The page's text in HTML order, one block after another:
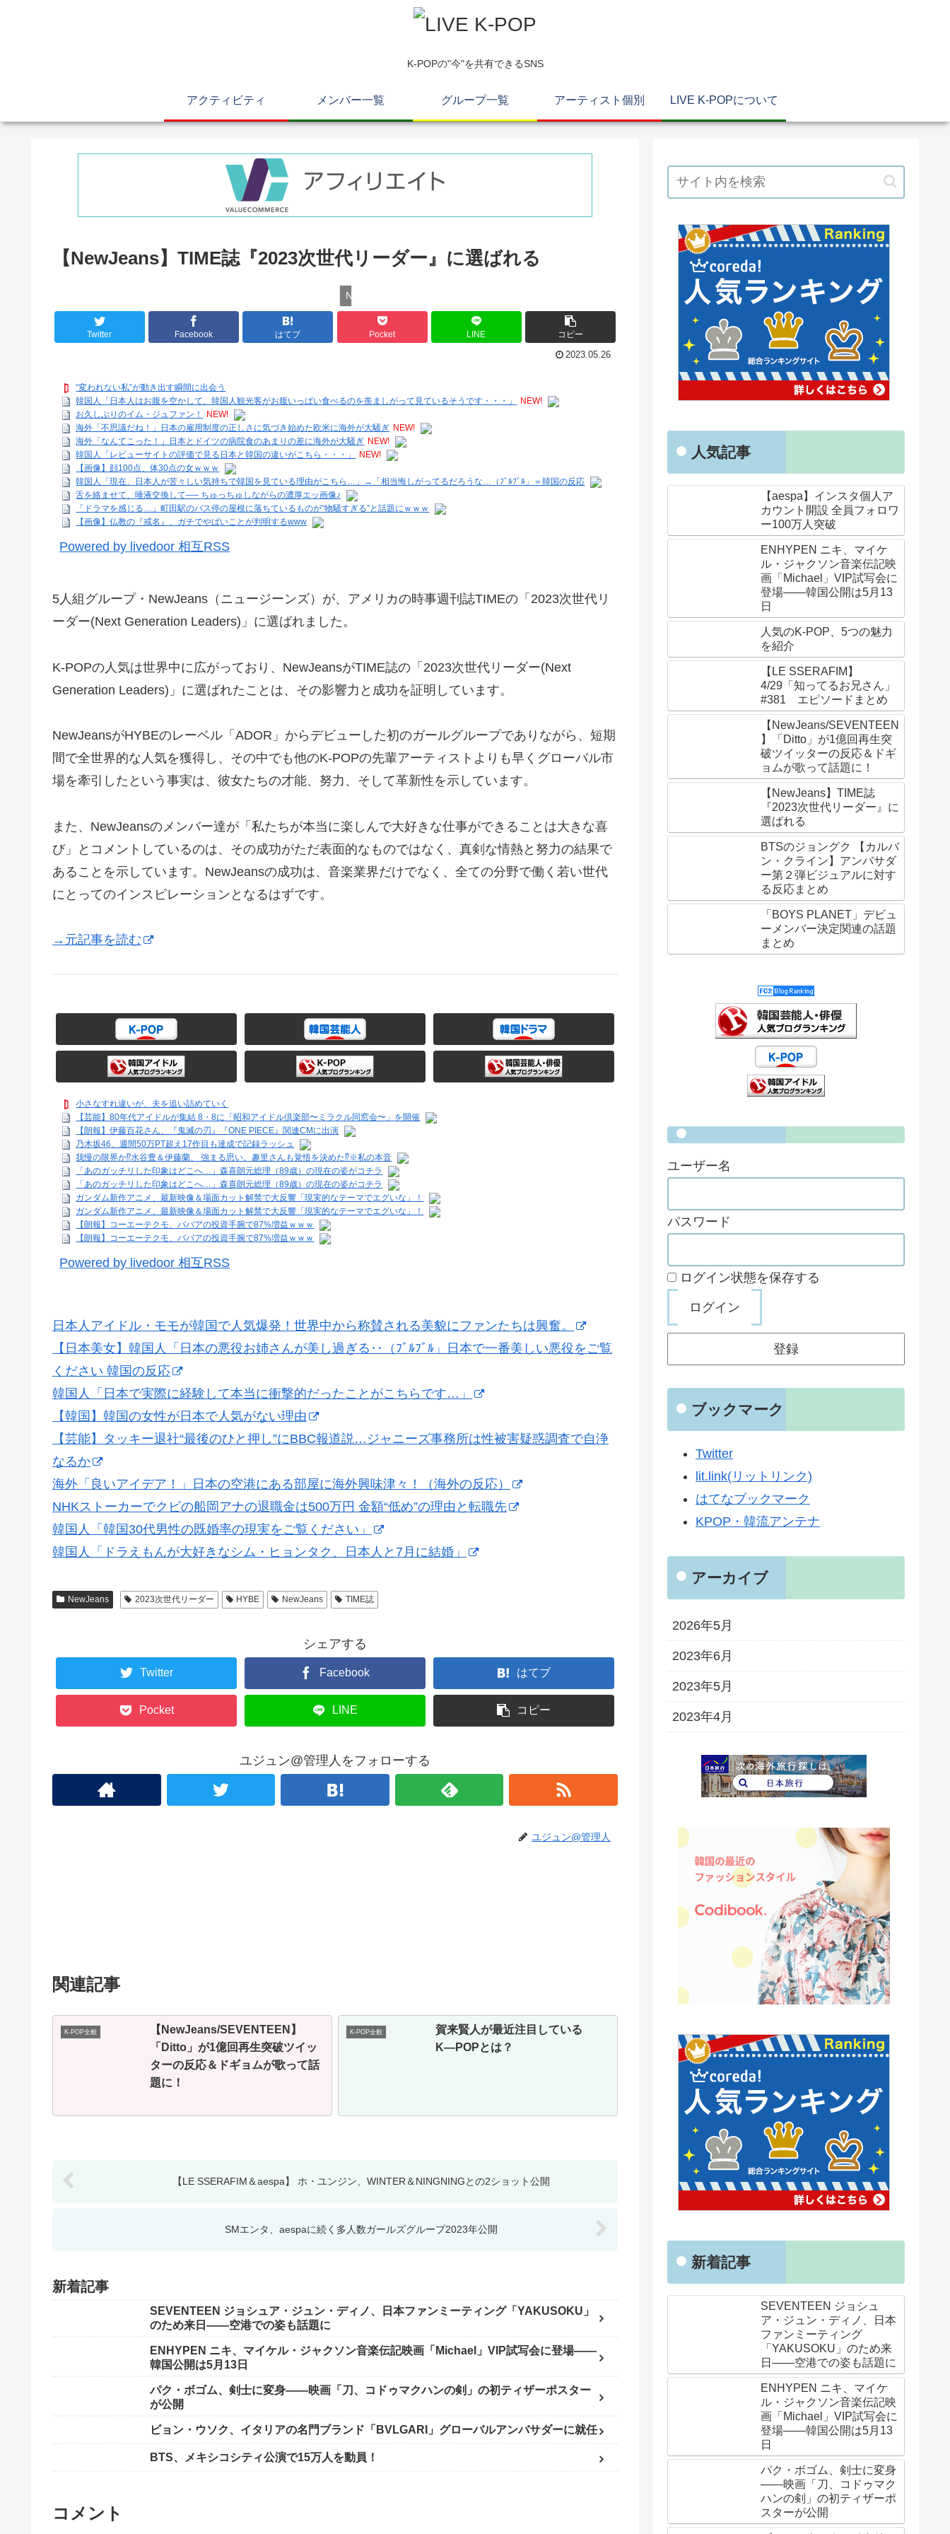
K-POPの"今"を共有できるSNS
アクティビティ メンバー一覧 グループ一覧 アーティスト個別 LIVE K-POPについて
【NewJeans】TIME誌『2023次世代リーダー』に選ばれる
NewJeans
Twitter Facebook はてブ Pocket LINE コピー
2023.05.26
“変われない私”が動き出す瞬間に出会う
韓国人「日本人はお腹を空かして、韓国人観光客がお腹いっぱい食べるのを羨ましがって見ているそうです・・・」
NEW!
お久しぶりのイム・ジュファン！
NEW!
海外「不思議だね！」日本の雇用制度の正しさに気づき始めた欧米に海外が大騒ぎ NEW!
海外「なんてこった！」日本とドイツの病院食のあまりの差に海外が大騒ぎ NEW!
韓国人「レビューサイトの評価で見る日本と韓国の違いがこちら・・・」
NEW!
【画像】顔100点、体30点の女ｗｗｗ
韓国人「現在、日本人が苦々しい気持ちで韓国を見ている理由がこちら…」→「相当悔しがってるだろうな…（ﾌﾞﾙﾌﾞﾙ」＝韓国の反応
舌を絡ませて、唾液交換して── ちゅっちゅしながらの濃厚エッ画像♪
「ドラマを感じる…」町田駅のバス停の屋根に落ちているものが“物騒すぎる”と話題にｗｗｗ
【画像】仏教の『戒名』、ガチでやばいことが判明するwww
Powered by livedoor 相互RSS
5人組グループ・NewJeans（ニュージーンズ）が、アメリカの時事週刊誌TIMEの「2023次世代リ
ーダー(Next Generation Leaders)」に選ばれました。
K-POPの人気は世界中に広がっており、NewJeansがTIME誌の「2023次世代リーダー(Next
Generation Leaders)」に選ばれたことは、その影響力と成功を証明しています。
NewJeansがHYBEのレーベル「ADOR」からデビューした初のガールグループでありながら、短期
間で全世界的な人気を獲得し、その中でも他のK-POPの先輩アーティストよりも早くグローバル市
場を牽引したという事実は、彼女たちの才能、努力、そして革新性を示しています。
また、NewJeansのメンバー達が「私たちが本当に楽しんで大好きな仕事ができることは大きな喜
び」とコメントしているのは、その成功がただ表面的なものではなく、真剣な情熱と努力の結果で
あることを示しています。NewJeansの成功は、音楽業界だけでなく、全ての分野で働く若い世代
にとってのインスピレーションとなるはずです。
→元記事を読む
小さなすれ違いが、夫を追い詰めていく
【芸能】80年代アイドルが集結 8・8に「昭和アイドル倶楽部〜ミラクル同窓会〜」を開催
【朗報】伊藤百花さん、『鬼滅の刃』『ONE PIECE』関連CMに出演
乃木坂46、週間50万PT超え17作目も達成で記録ラッシュ
我慢の限界か⁉水谷豊＆伊藤蘭、 強まる思い。趣里さんも覚悟を決めた⁉※私の本音
「あのガッチリした印象はどこへ…」森喜朗元総理（89歳）の現在の姿がコチラ
「あのガッチリした印象はどこへ…」森喜朗元総理（89歳）の現在の姿がコチラ
ガンダム新作アニメ、最新映像＆場面カット解禁で大反響「現実的なテーマでエグいな」！
ガンダム新作アニメ、最新映像＆場面カット解禁で大反響「現実的なテーマでエグいな」！
【朗報】コーエーテクモ、ババアの投資手腕で87%増益ｗｗｗ
【朗報】コーエーテクモ、ババアの投資手腕で87%増益ｗｗｗ
Powered by livedoor 相互RSS
日本人アイドル・モモが韓国で人気爆発！世界中から称賛される美貌にファンたちは興奮。
【日本美女】韓国人「日本の悪役お姉さんが美し過ぎる‥（ﾌﾞﾙﾌﾞﾙ」日本で一番美しい悪役をご覧
ください 韓国の反応
韓国人「日本で実際に経験して本当に衝撃的だったことがこちらです…」
【韓国】韓国の女性が日本で人気がない理由
【芸能】タッキー退社“最後のひと押し”にBBC報道説…ジャニーズ事務所は性被害疑惑調査で自浄
なるか
海外「良いアイデア！」日本の空港にある部屋に海外興味津々！（海外の反応）
NHKストーカーでクビの船岡アナの退職金は500万円 金額“低め”の理由と転職先
韓国人「韓国30代男性の既婚率の現実をご覧ください」
韓国人「ドラえもんが大好きなシム・ヒョンタク、日本人と7月に結婚」
NewJeans 2023次世代リーダー HYBE NewJeans TIME誌
シェアする
Twitter Facebook はてブ
Pocket LINE コピー
ユジュン@管理人をフォローする
ユジュン@管理人
関連記事
K-POP全般
【NewJeans/SEVENTEEN】
「Ditto」が1億回再生突破ツイッ
ターの反応＆ドギョムが歌って話
題に！
K-POP全般
賀来賢人が最近注目している
K―POPとは？
【LE SSERAFIM＆aespa】 ホ・ユンジン、WINTER＆NINGNINGとの2ショット公開
SMエンタ、aespaに続く多人数ガールズグループ2023年公開
新着記事
SEVENTEEN ジョシュア・ジュン・ディノ、日本ファンミーティング「YAKUSOKU」
のため来日——空港での姿も話題に
ENHYPEN ニキ、マイケル・ジャクソン音楽伝記映画「Michael」VIP試写会に登場——
韓国公開は5月13日
パク・ボゴム、剣士に変身——映画「刀、コドゥマクハンの剣」の初ティザーポスター
が公開
ビョン・ウソク、イタリアの名門ブランド「BVLGARI」グローバルアンバサダーに就任
BTS、メキシコシティ公演で15万人を動員！
コメント
人気記事
【aespa】インスタ個人ア
カウント開設 全員フォロワ
ー100万人突破
ENHYPEN ニキ、マイケ
ル・ジャクソン音楽伝記映
画「Michael」VIP試写会に
登場——韓国公開は5月13
日
人気のK-POP、5つの魅力
を紹介
【LE SSERAFIM】
4/29「知ってるお兄さん」
#381 エピソードまとめ
【NewJeans/SEVENTEEN
】「Ditto」が1億回再生突
破ツイッターの反応＆ドギ
ョムが歌って話題に！
【NewJeans】TIME誌
『2023次世代リーダー』に
選ばれる
BTSのジョングク 【カルバ
ン・クライン】アンバサダ
ー第２弾ビジュアルに対す
る反応まとめ
「BOYS PLANET」デビュ
ーメンバー決定関連の話題
まとめ
ユーザー名
パスワード
ログイン状態を保存する
登録
ブックマーク
Twitter
lit.link(リットリンク)
はてなブックマーク
KPOP・韓流アンテナ
アーカイブ
2026年5月
2023年6月
2023年5月
2023年4月
新着記事
SEVENTEEN ジョシュ
ア・ジュン・ディノ、日本
ファンミーティング
「YAKUSOKU」のため来
日——空港での姿も話題に
ENHYPEN ニキ、マイケ
ル・ジャクソン音楽伝記映
画「Michael」VIP試写会に
登場——韓国公開は5月13
日
パク・ボゴム、剣士に変身
——映画「刀、コドゥマク
ハンの剣」の初ティザーポ
スターが公開